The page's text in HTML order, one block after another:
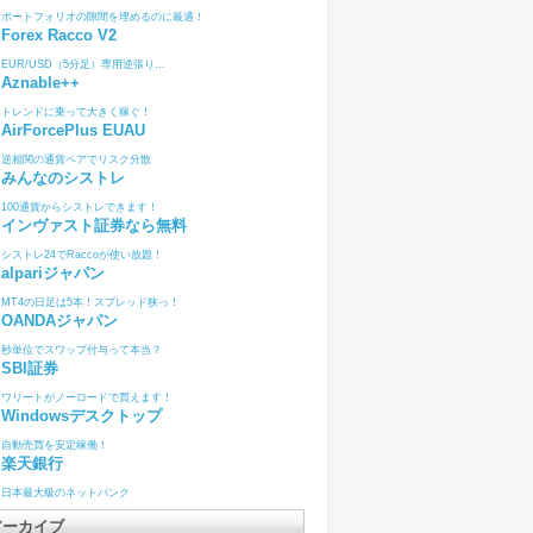
ポートフォリオの隙間を埋めるのに最適！
Forex Racco V2
EUR/USD（5分足）専用逆張り...
Aznable++
トレンドに乗って大きく稼ぐ！
AirForcePlus EUAU
逆相関の通貨ペアでリスク分散
みんなのシストレ
100通貨からシストレできます！
インヴァスト証券なら無料
シストレ24でRaccoが使い放題！
alpariジャパン
MT4の日足は5本！スプレッド狭っ！
OANDAジャパン
秒単位でスワップ付与って本当？
SBI証券
ワリートがノーロードで買えます！
Windowsデスクトップ
自動売買を安定稼働！
楽天銀行
日本最大級のネットバンク
カイブ